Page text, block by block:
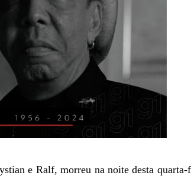
e Ralf, morreu na noite desta quarta-